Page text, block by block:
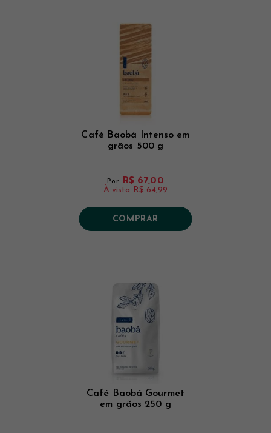
Café Baobá Intenso em
grãos 500 g
Por: R$ 67,00
À vista R$ 64,99
COMPRAR
Café Baobá Gourmet
em grãos 250 g